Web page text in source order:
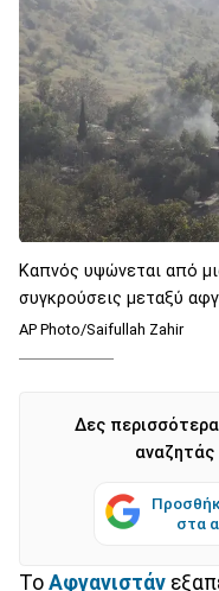
Καπνός υψώνεται από
συγκρούσεις μεταξύ
AP Photo/Saifullah Zahir
Δες
αναζητάς
στα
Το Αφγανιστάν